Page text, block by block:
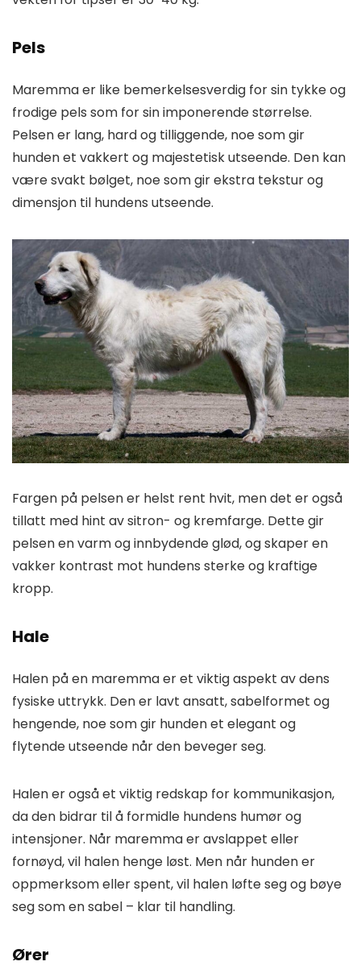
Pels
Maremma er like bemerkelsesverdig for sin tykke og
frodige pels som for sin imponerende størrelse.
Pelsen er lang, hard og tilliggende, noe som gir
hunden et vakkert og majestetisk utseende. Den kan
være svakt bølget, noe som gir ekstra tekstur og
dimensjon til hundens utseende.
Fargen på pelsen er helst rent hvit, men det er også
tillatt med hint av sitron- og kremfarge. Dette gir
pelsen en varm og innbydende glød, og skaper en
vakker kontrast mot hundens sterke og kraftige
kropp.
Hale
Halen på en maremma er et viktig aspekt av dens
fysiske uttrykk. Den er lavt ansatt, sabelformet og
hengende, noe som gir hunden et elegant og
flytende utseende når den beveger seg.
Halen er også et viktig redskap for kommunikasjon,
da den bidrar til å formidle hundens humør og
intensjoner. Når maremma er avslappet eller
fornøyd, vil halen henge løst. Men når hunden er
oppmerksom eller spent, vil halen løfte seg og bøye
seg som en sabel – klar til handling.
Ører